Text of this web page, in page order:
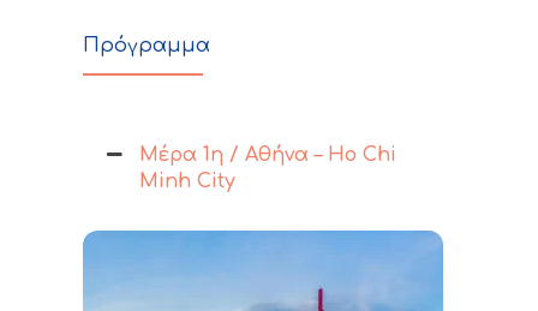
Πρόγραμμα
Μέρα 1η / Αθήνα – Ho Chi
Minh City